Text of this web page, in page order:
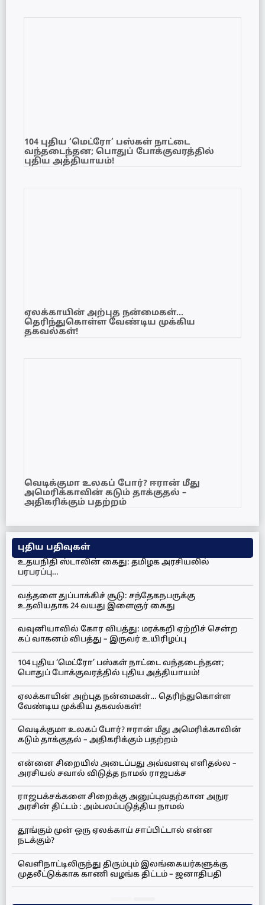
104 புதிய ‘மெட்ரோ’ பஸ்கள் நாட்டை
வந்தடைந்தன; பொதுப் போக்குவரத்தில்
புதிய அத்தியாயம்!
ஏலக்காயின் அற்புத நன்மைகள்…
தெரிந்துகொள்ள வேண்டிய முக்கிய
தகவல்கள்!
வெடிக்குமா உலகப் போர்? ஈரான் மீது
அமெரிக்காவின் கடும் தாக்குதல் –
அதிகரிக்கும் பதற்றம்
புதிய பதிவுகள்
உதயநிதி ஸ்டாலின் கைது: தமிழக அரசியலில்
பரபரப்பு…
வத்தளை துப்பாக்கிச் சூடு: சந்தேகநபருக்கு
உதவியதாக 24 வயது இளைஞர் கைது
வவுனியாவில் கோர விபத்து: மரக்கறி ஏற்றிச் சென்ற
கப் வாகனம் விபத்து – இருவர் உயிரிழப்பு
104 புதிய ‘மெட்ரோ’ பஸ்கள் நாட்டை வந்தடைந்தன;
பொதுப் போக்குவரத்தில் புதிய அத்தியாயம்!
ஏலக்காயின் அற்புத நன்மைகள்… தெரிந்துகொள்ள
வேண்டிய முக்கிய தகவல்கள்!
வெடிக்குமா உலகப் போர்? ஈரான் மீது அமெரிக்காவின்
கடும் தாக்குதல் – அதிகரிக்கும் பதற்றம்
என்னை சிறையில் அடைப்பது அவ்வளவு எளிதல்ல –
அரசியல் சவால் விடுத்த நாமல் ராஜபக்ச
ராஜபக்சக்களை சிறைக்கு அனுப்புவதற்கான அநுர
அரசின் திட்டம் : அம்பலப்படுத்திய நாமல்
தூங்கும் முன் ஒரு ஏலக்காய் சாப்பிட்டால் என்ன
நடக்கும்?
வெளிநாட்டிலிருந்து திரும்பும் இலங்கையர்களுக்கு
முதலீட்டுக்காக காணி வழங்க திட்டம் – ஜனாதிபதி